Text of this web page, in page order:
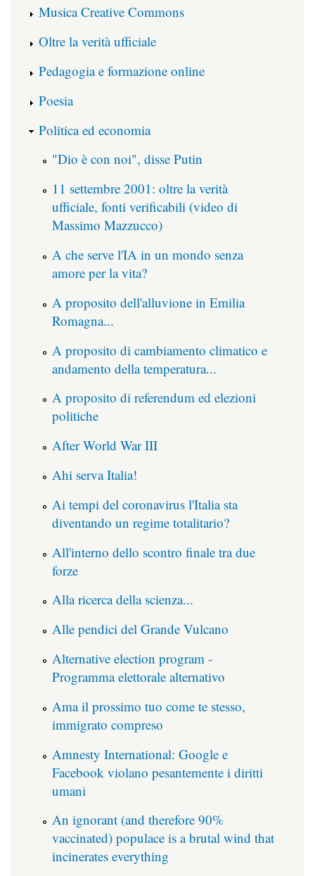
Musica Creative Commons
Oltre la verità ufficiale
Pedagogia e formazione online
Poesia
Politica ed economia
"Dio è con noi", disse Putin
11 settembre 2001: oltre la verità
ufficiale, fonti verificabili (video di
Massimo Mazzucco)
A che serve l'IA in un mondo senza
amore per la vita?
A proposito dell'alluvione in Emilia
Romagna...
A proposito di cambiamento climatico e
andamento della temperatura...
A proposito di referendum ed elezioni
politiche
After World War III
Ahi serva Italia!
Ai tempi del coronavirus l'Italia sta
diventando un regime totalitario?
All'interno dello scontro finale tra due
forze
Alla ricerca della scienza...
Alle pendici del Grande Vulcano
Alternative election program -
Programma elettorale alternativo
Ama il prossimo tuo come te stesso,
immigrato compreso
Amnesty International: Google e
Facebook violano pesantemente i diritti
umani
An ignorant (and therefore 90%
vaccinated) populace is a brutal wind that
incinerates everything